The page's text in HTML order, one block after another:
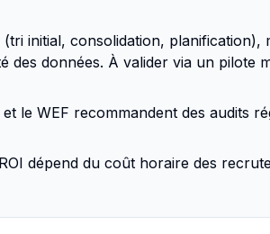
initial, consolidation, planification),
des données. À valider via un pilote
et le WEF recommandent des audits
dépend du coût horaire des